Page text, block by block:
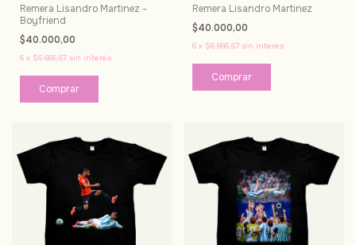
Remera Lisandro Martinez -
Boyfriend
$40.000,00
6 x $6.666,67 sin interés
Comprar
Remera Lisandro Martinez
$40.000,00
6 x $6.666,67 sin interés
Comprar